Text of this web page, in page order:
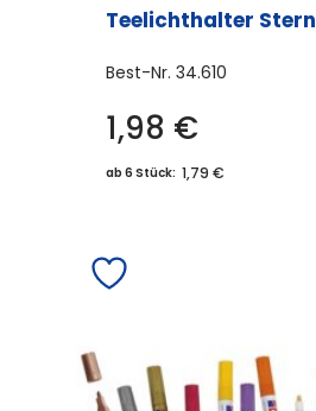
Teelichthalter Stern
Best-Nr. 34.610
1,98 €
ab 6 Stück: 1,79 €